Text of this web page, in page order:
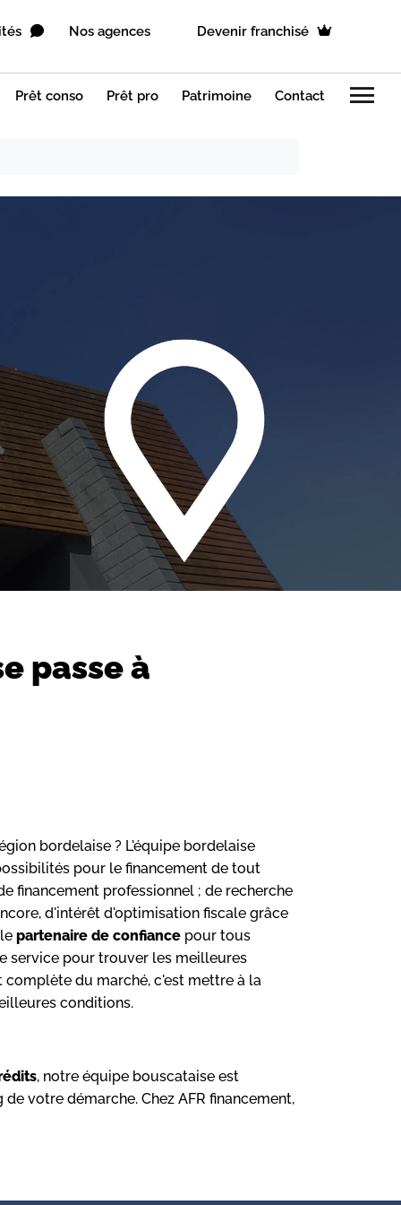
Nos agences Devenir franchisé
Prêt conso Prêt pro Patrimoine Contact menu
passe à
bordelaise ? L'équipe bordelaise
pour le financement de tout
financement professionnel ; de recherche
d'intérêt d'optimisation fiscale grâce
partenaire de confiance pour tous
service pour trouver les meilleures
complète du marché, c'est mettre à la
conditions.
, notre équipe bouscataise est
votre démarche. Chez AFR financement,